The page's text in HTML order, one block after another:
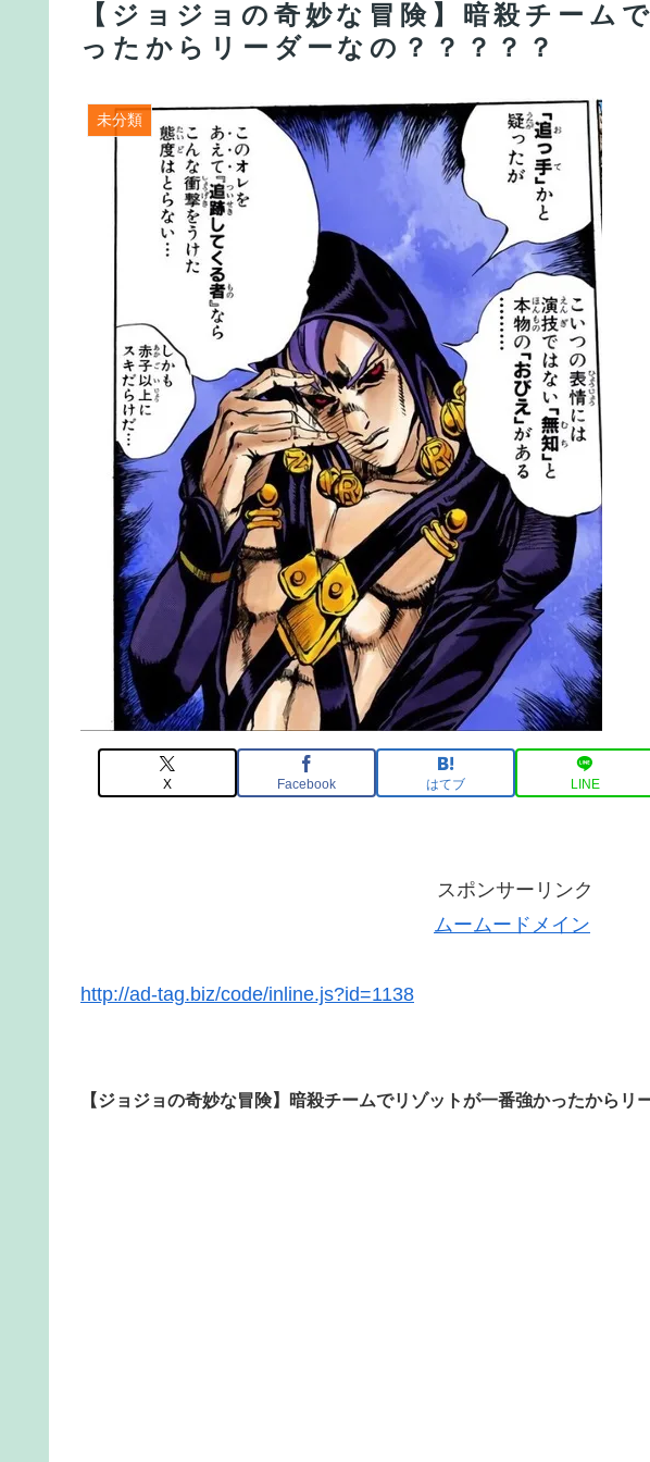
【ジョジョの奇妙な冒険】暗殺チーム
ったからリーダーなの？？？？？
未分類
X Facebook はてブ LINE
スポンサーリンク
ムームードメイン
http://ad-tag.biz/code/inline.js?id=1138
【ジョジョの奇妙な冒険】暗殺チームでリゾットが一番強かったからリ